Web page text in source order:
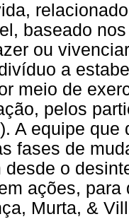
baseado
ou
a
meio de
pelos
A equipe
fases de
desde o
ações,
Murta, &